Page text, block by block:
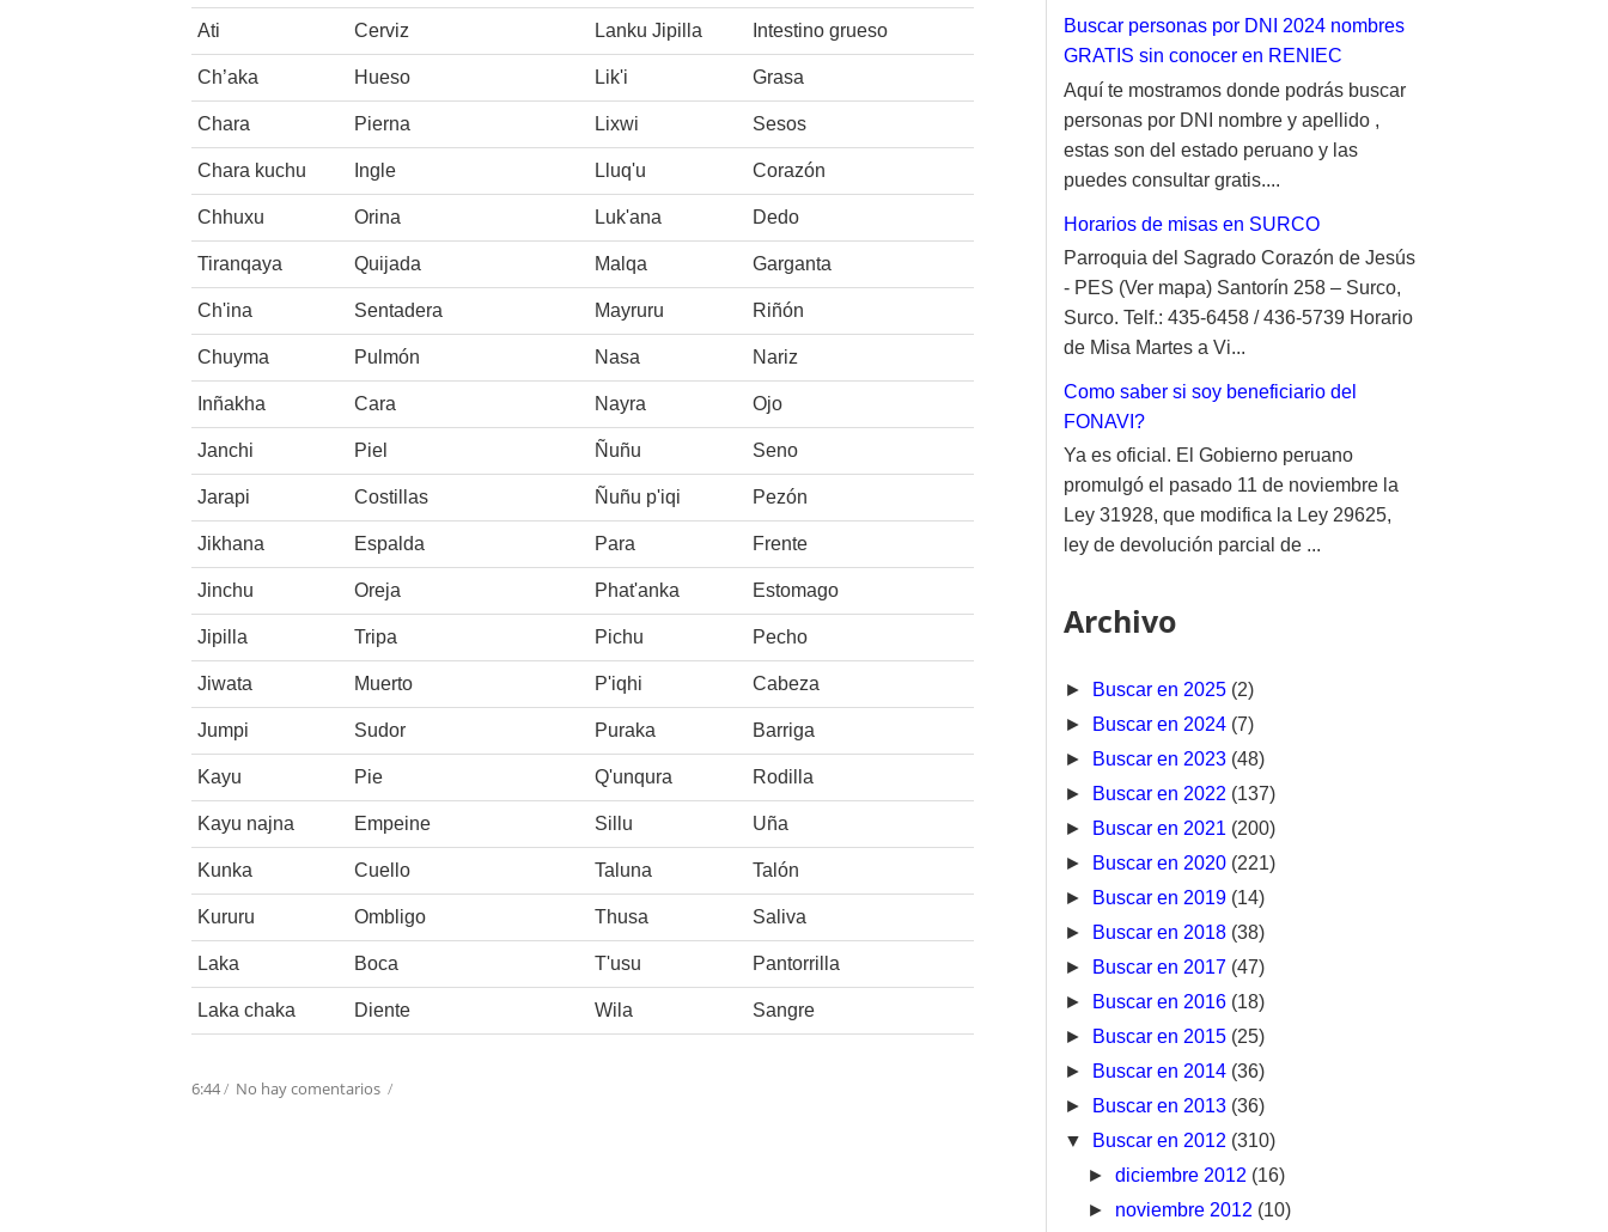
Ati Cerviz Lanku Jipilla Intestino grueso
Ch’aka Hueso Lik'i Grasa
Chara Pierna Lixwi Sesos
Chara kuchu Ingle Lluq'u Corazón
Chhuxu Orina Luk'ana Dedo
Tiranqaya Quijada Malqa Garganta
Ch'ina Sentadera Mayruru Riñón
Chuyma Pulmón Nasa Nariz
Inñakha Cara Nayra Ojo
Janchi Piel Ñuñu Seno
Jarapi Costillas Ñuñu p'iqi Pezón
Jikhana Espalda Para Frente
Jinchu Oreja Phat'anka Estomago
Jipilla Tripa Pichu Pecho
Jiwata Muerto P'iqhi Cabeza
Jumpi Sudor Puraka Barriga
Kayu Pie Q'unqura Rodilla
Kayu najna Empeine Sillu Uña
Kunka Cuello Taluna Talón
Kururu Ombligo Thusa Saliva
Laka Boca T'usu Pantorrilla
Laka chaka Diente Wila Sangre
6:44/ No hay comentarios /
Buscar personas por DNI 2024 nombres
GRATIS sin conocer en RENIEC
Aquí te mostramos donde podrás buscar
personas por DNI nombre y apellido ,
estas son del estado peruano y las
puedes consultar gratis....
Horarios de misas en SURCO
Parroquia del Sagrado Corazón de Jesús
- PES (Ver mapa) Santorín 258 – Surco,
Surco. Telf.: 435-6458 / 436-5739 Horario
de Misa Martes a Vi...
Como saber si soy beneficiario del
FONAVI?
Ya es oficial. El Gobierno peruano
promulgó el pasado 11 de noviembre la
Ley 31928, que modifica la Ley 29625,
ley de devolución parcial de ...
Archivo
► Buscar en 2025 (2)
►
Buscar en 2024 (7)
►
Buscar en 2023 (48)
►
Buscar en 2022 (137)
►
Buscar en 2021 (200)
►
Buscar en 2020 (221)
►
Buscar en 2019 (14)
►
Buscar en 2018 (38)
►
Buscar en 2017 (47)
►
Buscar en 2016 (18)
►
Buscar en 2015 (25)
►
Buscar en 2014 (36)
►
Buscar en 2013 (36)
▼
Buscar en 2012 (310)
►diciembre 2012 (16)
► noviembre 2012 (10)